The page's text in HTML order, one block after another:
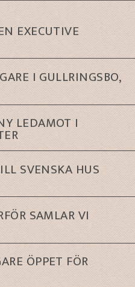
EXECUTIVE
I GULLRINGSBO,
LEDAMOT I
SVENSKA HUS
SAMLAR VI
ÖPPET FÖR